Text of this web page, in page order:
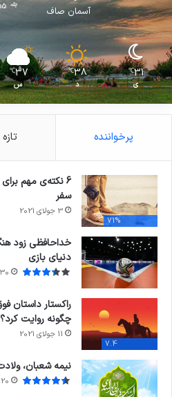
آسمان صاف 2.55
31
℃
ی
38
℃
د
37
℃
س
پرخواننده تازه
71%
6 نکته‌ی مهم
سفر
3 جولای 2021
خداحافظی زود
دنیای بازی
30 سپتامبر 2021
7.4
راکستار داستان
چگونه روایت کرد؟
11 جولای 2021
نیمه شعبان،
20 نوامبر 2021